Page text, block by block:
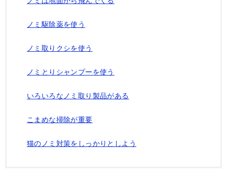
ノミ駆除薬を使う
ノミ取りクシを使う
ノミとりシャンプーを使う
いろいろなノミ取り製品がある
こまめな掃除が重要
猫のノミ対策をしっかりとしよう